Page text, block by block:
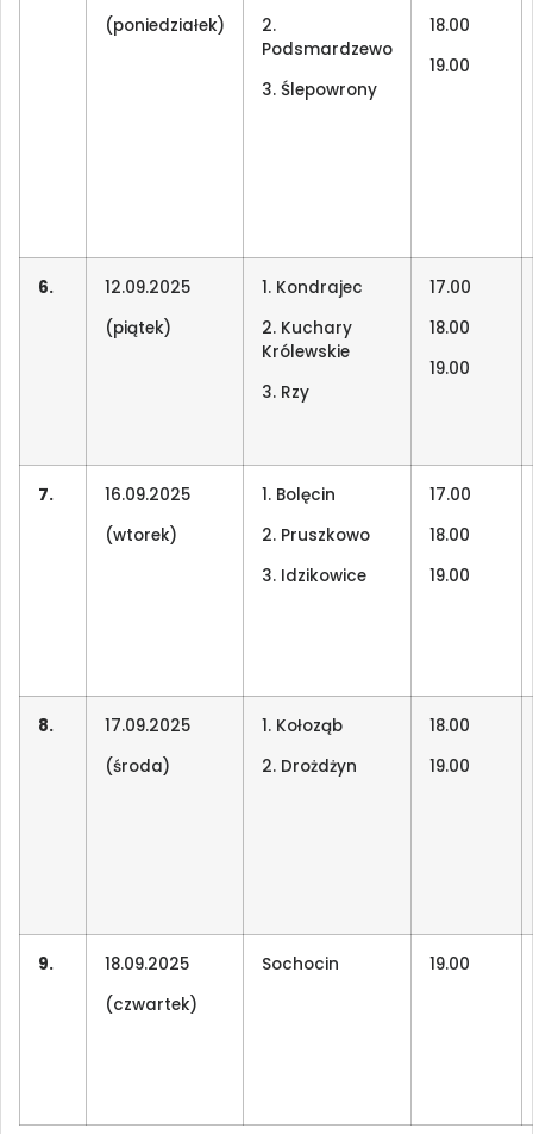
(poniedziałek)
2.
Podsmardzewo
3. Ślepowrony
18.00
19.00
6.
12.09.2025
(piątek)
1. Kondrajec
2. Kuchary
Królewskie
3. Rzy
17.00
18.00
19.00
7.
16.09.2025
(wtorek)
1. Bolęcin
2. Pruszkowo
3. Idzikowice
17.00
18.00
19.00
8.
17.09.2025
(środa)
1. Kołoząb
2. Drożdżyn
18.00
19.00
9.
18.09.2025
(czwartek)
Sochocin 19.00